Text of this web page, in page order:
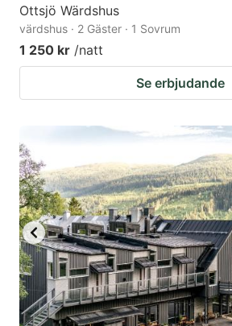
Ottsjö Wärdshus
värdshus · 2 Gäster · 1 Sovrum
1 250 kr /natt
Se erbjudande